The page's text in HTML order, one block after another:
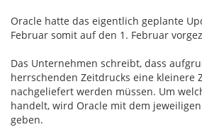
Oracle hatte das eigentlich geplante
Februar somit auf den 1. Februar
Das Unternehmen schreibt, dass
herrschenden Zeitdrucks eine kleinere
nachgeliefert werden müssen. Um
handelt, wird Oracle mit dem
geben.